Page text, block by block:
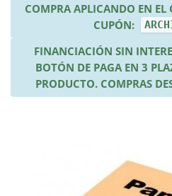
COMPRA APLICANDO EN EL
CUPÓN:
FINANCIACIÓN SIN
BOTÓN DE PAGA EN 3
PRODUCTO. COMPRAS